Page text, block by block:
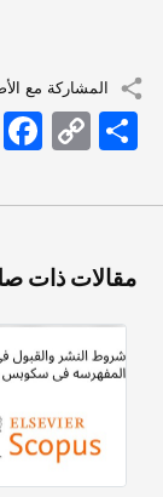
المشاركة مع
Copy
Link
اشتراک
مقالات ذات